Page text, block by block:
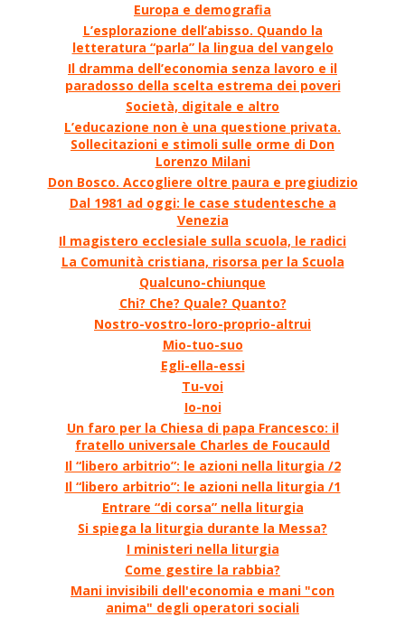
Europa e demografia
L’esplorazione dell’abisso. Quando la
letteratura “parla” la lingua del vangelo
Il dramma dell’economia senza lavoro e il
paradosso della scelta estrema dei poveri
Società, digitale e altro
L’educazione non è una questione privata.
Sollecitazioni e stimoli sulle orme di Don
Lorenzo Milani
Don Bosco. Accogliere oltre paura e pregiudizio
Dal 1981 ad oggi: le case studentesche a
Venezia
Il magistero ecclesiale sulla scuola, le radici
La Comunità cristiana, risorsa per la Scuola
Qualcuno-chiunque
Chi? Che? Quale? Quanto?
Nostro-vostro-loro-proprio-altrui
Mio-tuo-suo
Egli-ella-essi
Tu-voi
Io-noi
Un faro per la Chiesa di papa Francesco: il
fratello universale Charles de Foucauld
Il “libero arbitrio”: le azioni nella liturgia /2
Il “libero arbitrio”: le azioni nella liturgia /1
Entrare “di corsa” nella liturgia
Si spiega la liturgia durante la Messa?
I ministeri nella liturgia
Come gestire la rabbia?
Mani invisibili dell'economia e mani "con
anima" degli operatori sociali